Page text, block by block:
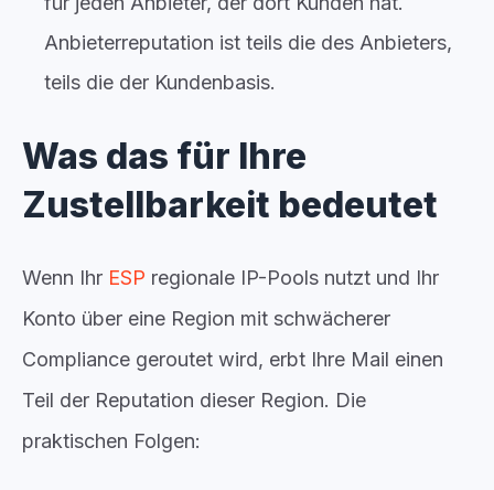
Anbieterreputation ist teils die des Anbieters,
teils die der Kundenbasis.
Was das für Ihre
Zustellbarkeit bedeutet
Wenn Ihr ESP regionale IP-Pools nutzt und Ihr
Konto über eine Region mit schwächerer
Compliance geroutet wird, erbt Ihre Mail einen
Teil der Reputation dieser Region. Die
praktischen Folgen: